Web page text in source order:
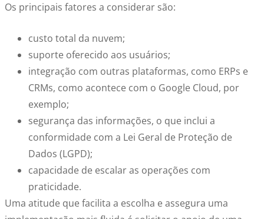
Os principais fatores a considerar são:
custo total da nuvem;
suporte oferecido aos usuários;
integração com outras plataformas, como ERPs e
CRMs, como acontece com o Google Cloud, por
exemplo;
segurança das informações, o que inclui a
conformidade com a Lei Geral de Proteção de
Dados (LGPD);
capacidade de escalar as operações com
praticidade.
Uma atitude que facilita a escolha e assegura uma